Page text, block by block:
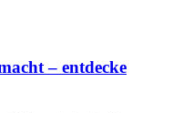
– entdecke